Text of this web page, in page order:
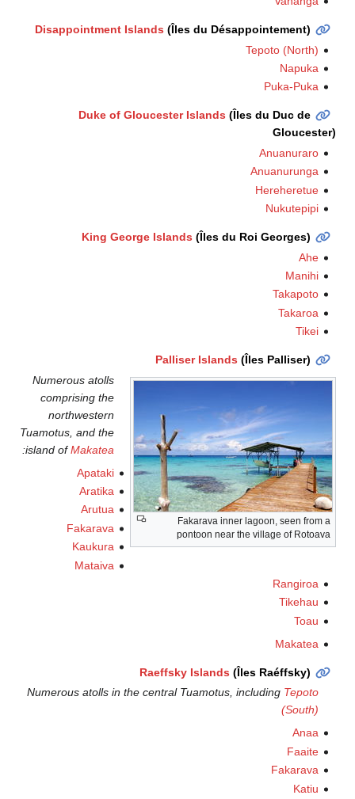
Disappointment Islands (Îles du Désappointement)
Tepoto (North)
Napuka
Puka-Puka
Duke of Gloucester Islands (Îles du Duc de
Gloucester)
Anuanuraro
Anuanurunga
Hereheretue
Nukutepipi
King George Islands (Îles du Roi Georges)
Ahe
Manihi
Takapoto
Takaroa
Tikei
Palliser Islands (Îles Palliser)
Fakarava inner lagoon, seen from a
pontoon near the village of Rotoava
Numerous atolls
comprising the
northwestern
Tuamotus, and the
island ofMakatea
:
Apataki
Aratika
Arutua
Fakarava
Kaukura
Mataiva
Rangiroa
Tikehau
Toau
Makatea
Raeffsky Islands (Îles Raéffsky)
Numerous atolls in the central Tuamotus, including Tepoto
(South)
Anaa
Faaite
Fakarava
Katiu